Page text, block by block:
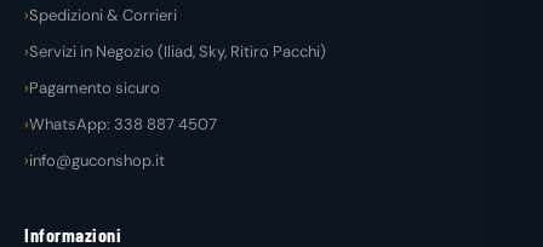
Spedizioni & Corrieri
Servizi in Negozio (Iliad, Sky, Ritiro Pacchi)
Pagamento sicuro
WhatsApp: 338 887 4507
info@guconshop.it
Informazioni